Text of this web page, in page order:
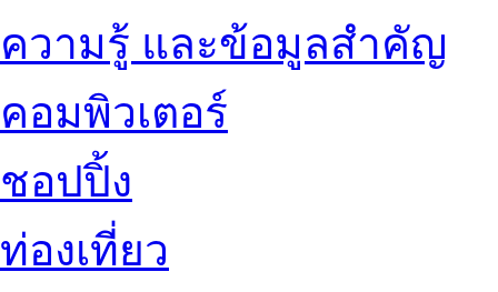
ความรู้ และข้อมูลสำคัญ
คอมพิวเตอร์
ชอปปิ้ง
ท่องเที่ยว